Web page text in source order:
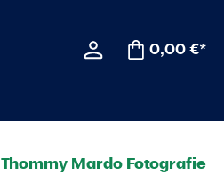
0,00 €*
Thommy Mardo Fotografie